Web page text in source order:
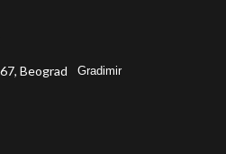
Gradimir